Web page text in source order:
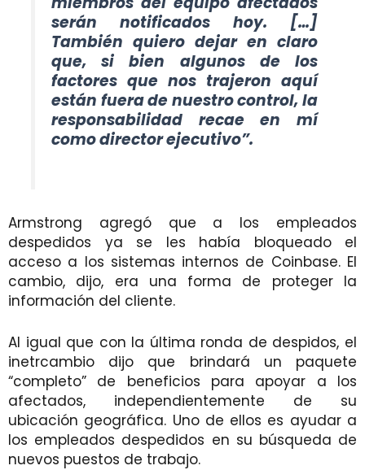
serán notificados hoy. […]
También quiero dejar en claro
que, si bien algunos de los
factores que nos trajeron aquí
están fuera de nuestro control, la
responsabilidad recae en mí
como director ejecutivo”.
Armstrong agregó que a los empleados
despedidos ya se les había bloqueado el
acceso a los sistemas internos de Coinbase. El
cambio, dijo, era una forma de proteger la
información del cliente.
Al igual que con la última ronda de despidos, el
inetrcambio dijo que brindará un paquete
“completo” de beneficios para apoyar a los
afectados, independientemente de su
ubicación geográfica. Uno de ellos es ayudar a
los empleados despedidos en su búsqueda de
nuevos puestos de trabajo.